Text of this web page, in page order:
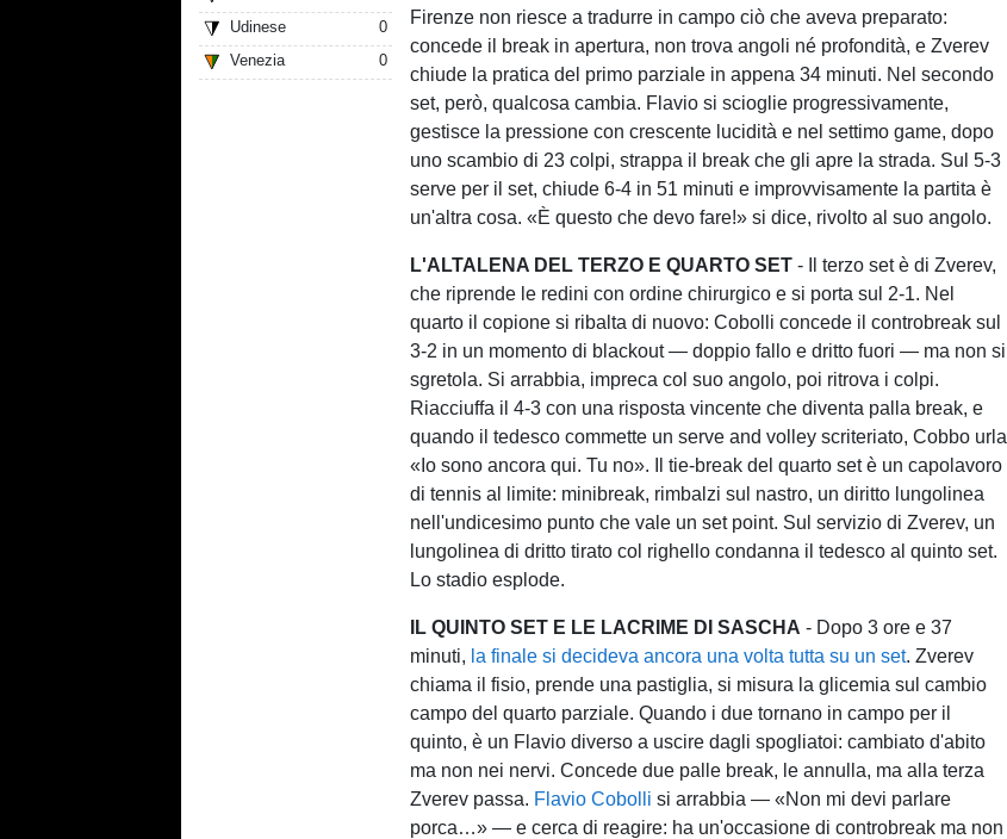
Udinese
0
Venezia
0
Firenze non riesce a tradurre in campo ciò che aveva preparato:
concede il break in apertura, non trova angoli né profondità, e Zverev
chiude la pratica del primo parziale in appena 34 minuti. Nel secondo
set, però, qualcosa cambia. Flavio si scioglie progressivamente,
gestisce la pressione con crescente lucidità e nel settimo game, dopo
uno scambio di 23 colpi, strappa il break che gli apre la strada. Sul 5-3
serve per il set, chiude 6-4 in 51 minuti e improvvisamente la partita è
un'altra cosa. «È questo che devo fare!» si dice, rivolto al suo angolo.
L'ALTALENA DEL TERZO E QUARTO SET - Il terzo set è di Zverev,
che riprende le redini con ordine chirurgico e si porta sul 2-1. Nel
quarto il copione si ribalta di nuovo: Cobolli concede il controbreak sul
3-2 in un momento di blackout — doppio fallo e dritto fuori — ma non si
sgretola. Si arrabbia, impreca col suo angolo, poi ritrova i colpi.
Riacciuffa il 4-3 con una risposta vincente che diventa palla break, e
quando il tedesco commette un serve and volley scriteriato, Cobbo urla
«Io sono ancora qui. Tu no». Il tie-break del quarto set è un capolavoro
di tennis al limite: minibreak, rimbalzi sul nastro, un diritto lungolinea
nell'undicesimo punto che vale un set point. Sul servizio di Zverev, un
lungolinea di dritto tirato col righello condanna il tedesco al quinto set.
Lo stadio esplode.
IL QUINTO SET E LE LACRIME DI SASCHA - Dopo 3 ore e 37
minuti, la finale si decideva ancora una volta tutta su un set. Zverev
chiama il fisio, prende una pastiglia, si misura la glicemia sul cambio
campo del quarto parziale. Quando i due tornano in campo per il
quinto, è un Flavio diverso a uscire dagli spogliatoi: cambiato d'abito
ma non nei nervi. Concede due palle break, le annulla, ma alla terza
Zverev passa. Flavio Cobolli si arrabbia — «Non mi devi parlare
porca…» — e cerca di reagire: ha un'occasione di controbreak ma non